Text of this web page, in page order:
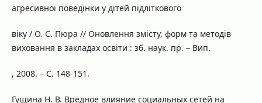
агресивної поведінки у дітей підліткового
віку / О. С. Пюра // Оновлення змісту, форм та методів
виховання в закладах освіти : зб. наук. пр. – Вип.
, 2008. – С. 148-151.
Гущина Н. В. Вредное влияние социальных сетей на